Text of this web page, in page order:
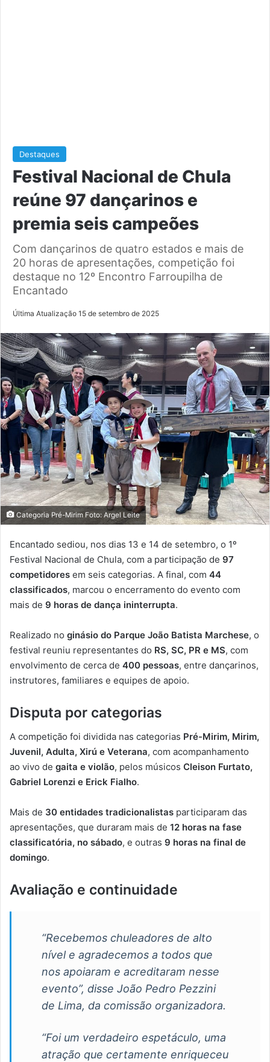
Destaques
Festival Nacional de Chula
reúne 97 dançarinos e
premia seis campeões
Com dançarinos de quatro estados e mais de
20 horas de apresentações, competição foi
destaque no 12º Encontro Farroupilha de
Encantado
Última Atualização 15 de setembro de 2025
Categoria Pré-Mirim Foto: Argel Leite
Encantado sediou, nos dias 13 e 14 de setembro, o 1º
Festival Nacional de Chula, com a participação de 97
competidores em seis categorias. A final, com 44
classificados, marcou o encerramento do evento com
mais de 9 horas de dança ininterrupta.
Realizado no ginásio do Parque João Batista Marchese, o
festival reuniu representantes do RS, SC, PR e MS, com
envolvimento de cerca de 400 pessoas, entre dançarinos,
instrutores, familiares e equipes de apoio.
Disputa por categorias
A competição foi dividida nas categorias Pré-Mirim, Mirim,
Juvenil, Adulta, Xirú e Veterana, com acompanhamento
ao vivo de gaita e violão, pelos músicos Cleison Furtato,
Gabriel Lorenzi e Erick Fialho.
Mais de 30 entidades tradicionalistas participaram das
apresentações, que duraram mais de 12 horas na fase
classificatória, no sábado, e outras 9 horas na final de
domingo.
Avaliação e continuidade
“Recebemos chuleadores de alto
nível e agradecemos a todos que
nos apoiaram e acreditaram nesse
evento”, disse João Pedro Pezzini
de Lima, da comissão organizadora.
“Foi um verdadeiro espetáculo, uma
atração que certamente enriqueceu